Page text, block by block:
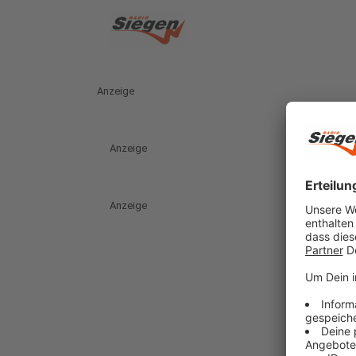
Anzeige
Anzeige
Anzeige